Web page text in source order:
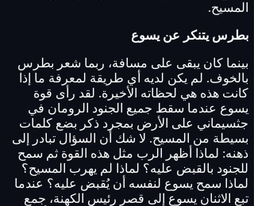
المسيح.
بطرس يتنكر عن يسوع
بينما كان يبقى على مسافة، ربما شعر بطرس
بالخوف. لم يكن لديه أي طريقة لمعرفة ما إذا
كانت هذه هي لحظاته الأخيرة. لقد رأى قوة
يسوع عندما سقط جميع الجنود الرومان في
جثسيماني على الأرض بمجرد ذكر بضع كلمات
بسيطة من المسيح. لا شك أن السؤال تبادر إلى
ذهنه: لماذا أظهر الرب مثل هذه القوة ثم سمح
للجنود بالقبض عليه؟ لماذا لم يهرب المسيح؟
لماذا سمح يسوع لنفسه أن يُقبض عليه؟ عندما
تبع الاثنان يسوع إلى قصر رئيس الكهنة، جمع